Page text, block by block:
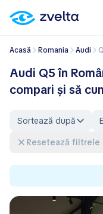
Acasă Romania Audi
Audi Q5 în
compari și să
Sortează după
Resetează filtrele